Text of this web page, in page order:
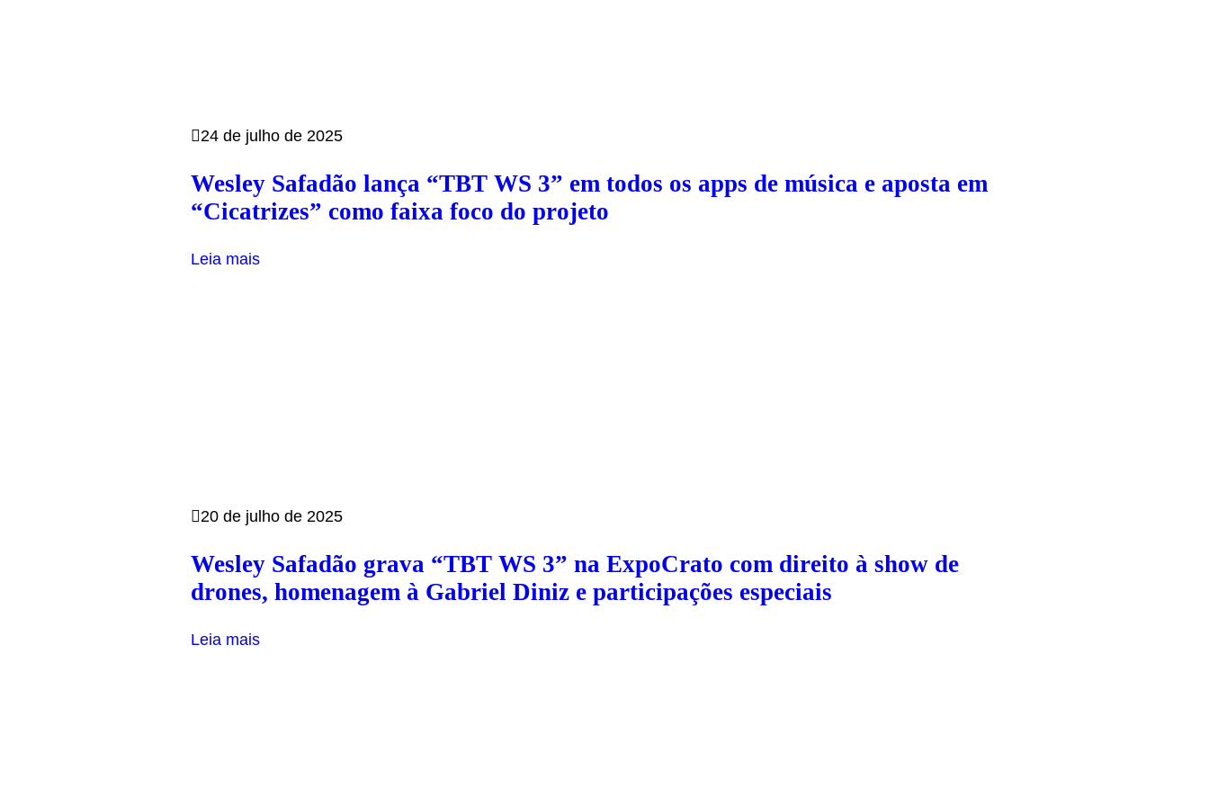
24 de julho de 2025
Wesley Safadão lança “TBT WS 3” em todos os apps de música e aposta em
“Cicatrizes” como faixa foco do projeto
Leia mais
20 de julho de 2025
Wesley Safadão grava “TBT WS 3” na ExpoCrato com direito à show de
drones, homenagem à Gabriel Diniz e participações especiais
Leia mais